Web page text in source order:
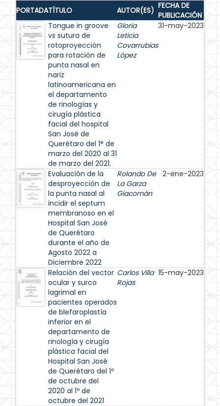
PORTADATÍTULO AUTOR(ES) FECHA DE
PUBLICACIÓN
Tongue in groove
vs sutura de
rotoproyección
para rotación de
punta nasal en
nariz
latinoamericana en
el departamento
de rinologías y
cirugía plástica
facial del hospital
San José de
Querétaro del 1° de
marzo del 2020 al 31
de marzo del 2021.
Gloria
Leticia
Covarrubias
López
31-may-2023
Evaluación de la
desproyección de
la punta nasal al
incidir el septum
membranoso en el
Hospital San José
de Querétaro
durante el año de
Agosto 2022 a
Diciembre 2022
Rolando De
La Garza
Giacomán
2-ene-2023
Relación del vector
ocular y surco
lagrimal en
pacientes operados
de blefaroplastía
inferior en el
departamento de
rinología y cirugía
plástica facial del
Hospital San José
de Querétaro del 1º
de octubre del
2020 al 1º de
octubre del 2021
Carlos Villa
Rojas
15-may-2023